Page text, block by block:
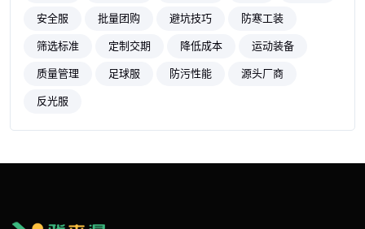
安全服
批量团购 避坑技巧
防寒工装
筛选标准
定制交期 降低成本
运动装备
质量管理
足球服 防污性能
源头厂商
反光服